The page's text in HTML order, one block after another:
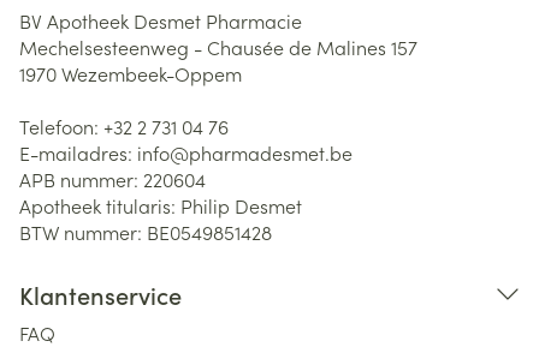
BV Apotheek Desmet Pharmacie
Mechelsesteenweg - Chausée de Malines 157
1970Wezembeek-Oppem
Telefoon: +32 2 731 04 76
E-mailadres: info@pharmadesmet.be
APB nummer: 220604
Apotheek titularis: Philip Desmet
BTW nummer: BE0549851428
Klantenservice
FAQ